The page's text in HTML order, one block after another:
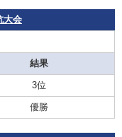
大会
結果
3位
優勝